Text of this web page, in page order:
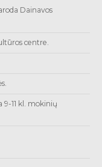
Dainavos
centre.
11 kl. mokinių